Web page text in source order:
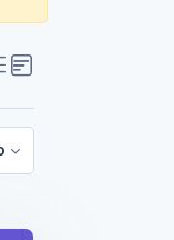
Descartar